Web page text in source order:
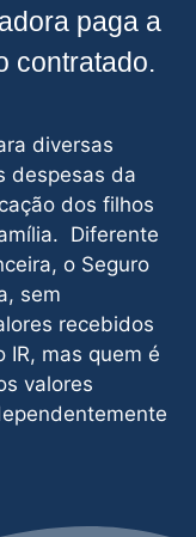
paga a
contratado.
diversas
despesas da
dos filhos
Diferente
o Seguro
sem
recebidos
IR, mas quem é
valores